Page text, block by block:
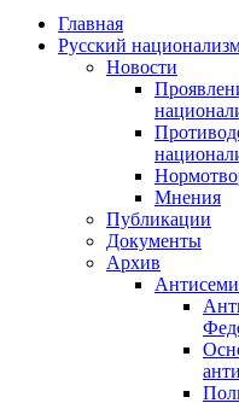
Главная
Русский
Новости
Мнения
Публикации
Документы
Архив